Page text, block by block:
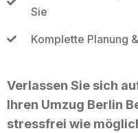
Sie
Komplette Planung
Verlassen Sie sich
Ihren Umzug Berlin
stressfrei wie